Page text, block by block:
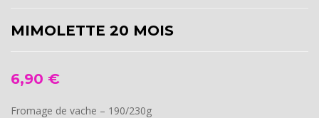
MIMOLETTE 20 MOIS
6,90 €
Fromage de vache – 190/230g